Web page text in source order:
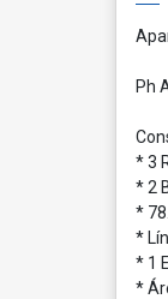
Ph
* 3
* 2
*
*
* 1
*